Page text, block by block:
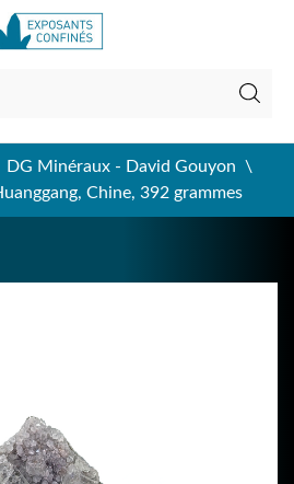
DG Minéraux - David Gouyon
Chine, 392 grammes